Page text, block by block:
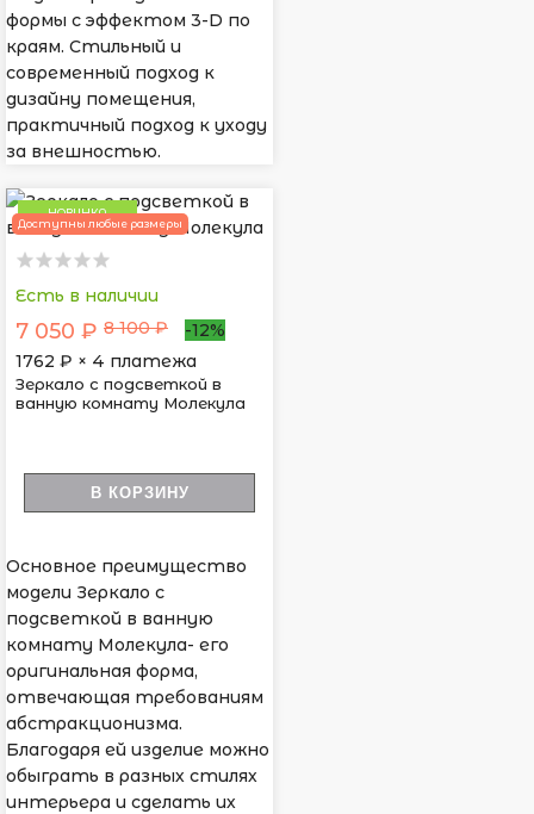
формы с эффектом 3-D по
краям. Стильный и
современный подход к
дизайну помещения,
практичный подход к уходу
за внешностью.
НОВИНКА
Доступны любые размеры
Есть в наличии
7 050 ₽ 8 100 ₽
-12%
1762 ₽ × 4 платежа
Зеркало с подсветкой в
ванную комнату Молекула
В КОРЗИНУ
Основное преимущество
модели Зеркало с
подсветкой в ванную
комнату Молекула- его
оригинальная форма,
отвечающая требованиям
абстракционизма.
Благодаря ей изделие можно
обыграть в разных стилях
интерьера и сделать их